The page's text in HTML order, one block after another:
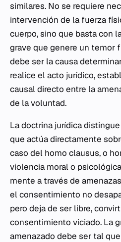
similares. No se requiere
intervención de la fuerza
cuerpo, sino que basta con
grave que genere un temor
debe ser la causa
realice el acto jurídico,
causal directo entre la
de la voluntad.
La doctrina jurídica
que actúa directamente
caso del homo clausus, o
violencia moral o
mente a través de
el consentimiento no
pero deja de ser libre,
consentimiento viciado. La
amenazado debe ser tal